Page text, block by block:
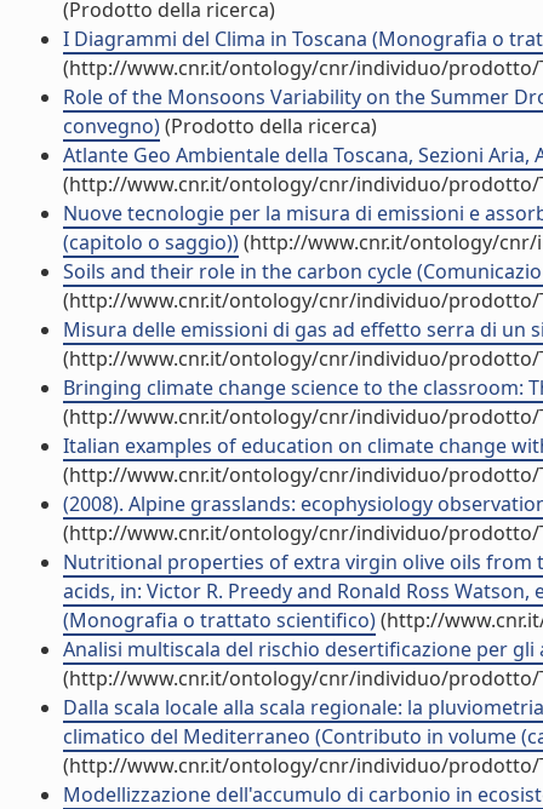
(Prodotto della ricerca)
I Diagrammi del Clima in Toscana (Monografia o
(http://www.cnr.it/ontology/cnr/individuo/prodotto/
Role of the Monsoons Variability on the Summer
convegno)(Prodotto della ricerca)
Atlante Geo Ambientale della Toscana, Sezioni
(http://www.cnr.it/ontology/cnr/individuo/prodotto/
Nuove tecnologie per la misura di emissioni e
(capitolo o saggio))(http://www.cnr.it/ontology/
Soils and their role in the carbon cycle
(http://www.cnr.it/ontology/cnr/individuo/prodotto/
Misura delle emissioni di gas ad effetto serra di un
(http://www.cnr.it/ontology/cnr/individuo/prodotto/
Bringing climate change science to the classroom:
(http://www.cnr.it/ontology/cnr/individuo/prodotto/
Italian examples of education on climate change
(http://www.cnr.it/ontology/cnr/individuo/prodotto/
(2008). Alpine grasslands: ecophysiology
(http://www.cnr.it/ontology/cnr/individuo/prodotto/
Nutritional properties of extra virgin olive oils from
acids, in: Victor R. Preedy and Ronald Ross
(Monografia o trattato scientifico)(http://
Analisi multiscala del rischio desertificazione per
(http://www.cnr.it/ontology/cnr/individuo/prodotto/
Dalla scala locale alla scala regionale: la
climatico del Mediterraneo (Contributo in volume
(http://www.cnr.it/ontology/cnr/individuo/prodotto/
Modellizzazione dell'accumulo di carbonio in